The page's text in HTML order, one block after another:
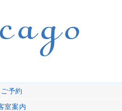
ご予約
室案内